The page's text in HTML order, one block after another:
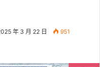
年 3 月 22 日 951